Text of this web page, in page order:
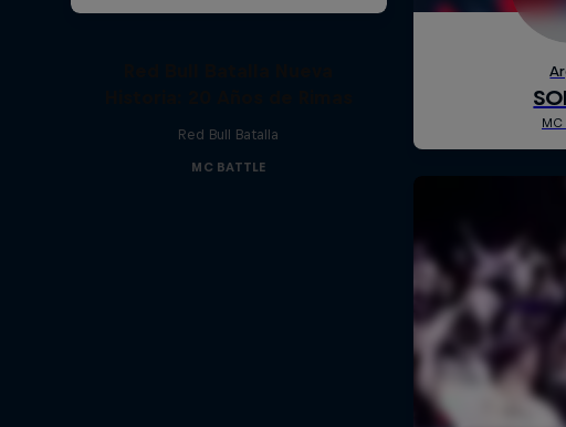
Red Bull Batalla
MC BATTLE